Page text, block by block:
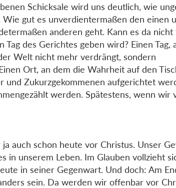
Schicksale wird uns deutlich, wie
gut es unverdientermaßen den einen
anderen geht. Kann es da
Tag des Gerichtes geben wird? Einen Tag,
Welt nicht mehr verdrängt, sondern
Ort, an dem die Wahrheit auf den
und Zukurzgekommenen aufgerichtet
werden. Spätestens, wenn wir
auch schon heute vor Christus. Unser
in unserem Leben. Im Glauben vollzieht
in seiner Gegenwart. Und doch: Am
sein. Da werden wir offenbar vor